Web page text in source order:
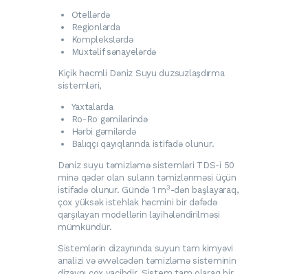
Otellərdə
Regionlarda
Komplekslərdə
Müxtəlif sənayelərdə
Kiçik həcmli Dəniz Suyu duzsuzlaşdırma
sistemləri,
Yaxtalarda
Ro-Ro gəmilərində
Hərbi gəmilərdə
Balıqçı qayıqlarında istifadə olunur.
Dəniz suyu təmizləmə sistemləri TDS-i 50
minə qədər olan suların təmizlənməsi üçün
istifadə olunur. Gündə 1 m3-dən başlayaraq,
çox yüksək istehlak həcmini bir dəfədə
qarşılayan modellərin layihələndirilməsi
mümkündür.
Sistemlərin dizaynında suyun tam kimyəvi
analizi və əvvəlcədən təmizləmə sisteminin